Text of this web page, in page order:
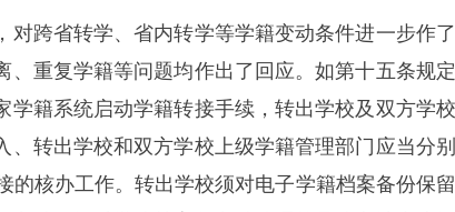
对跨省转学、省内转学等学籍变动条件进一步作
、重复学籍等问题均作出了回应。如第十五条规
学籍系统启动学籍转接手续，转出学校及双方学
、转出学校和双方学校上级学籍管理部门应当分
的核办工作。转出学校须对电子学籍档案备份保留